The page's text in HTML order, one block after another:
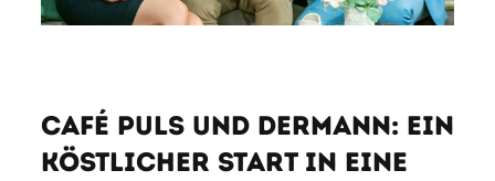
Café Puls und DerMann: Ein
köstlicher Start in eine